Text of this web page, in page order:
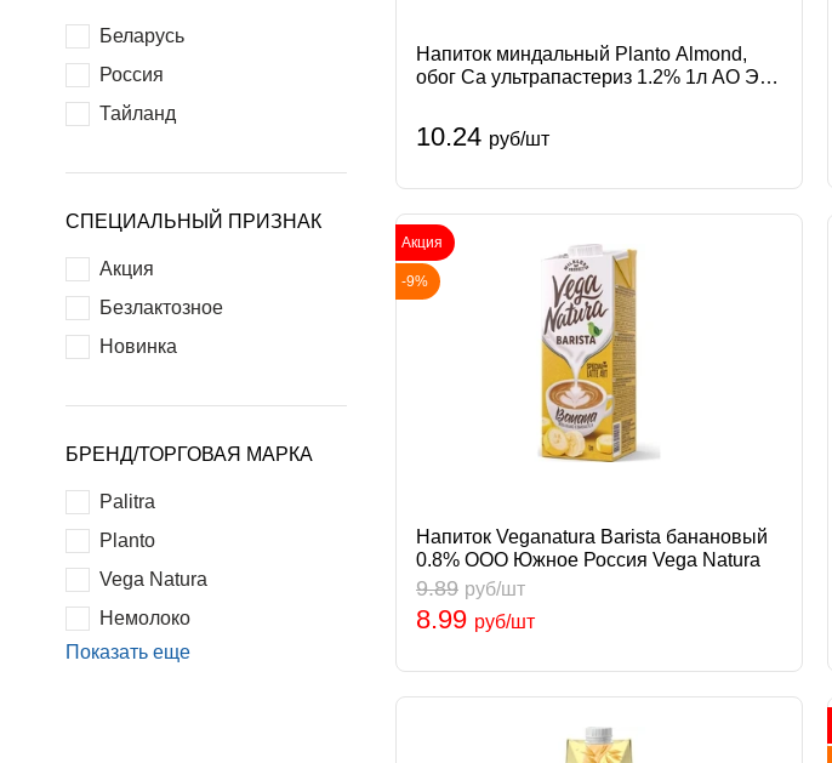
Беларусь
Россия
Тайланд
СПЕЦИАЛЬНЫЙ ПРИЗНАК
Акция
Безлактозное
Новинка
БРЕНД/ТОРГОВАЯ МАРКА
Palitra
Planto
Vega Natura
Немолоко
Показать еще
Напиток миндальный Planto Almond,
обог Са ультрапастериз 1.2% 1л АО Эйч
10.24 руб/шт
Акция
-9%
Напиток Veganatura Barista банановый
0.8% ООО Южное Россия Vega Natura
8.99 руб/шт
9.89 руб/шт